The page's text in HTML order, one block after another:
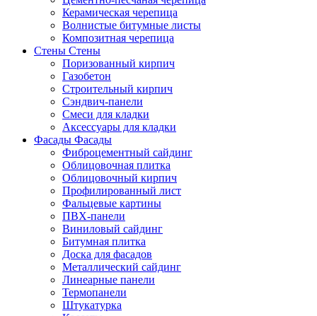
Керамическая черепица
Волнистые битумные листы
Композитная черепица
Стены Стены
Поризованный кирпич
Газобетон
Строительный кирпич
Сэндвич-панели
Смеси для кладки
Аксессуары для кладки
Фасады Фасады
Фиброцементный сайдинг
Облицовочная плитка
Облицовочный кирпич
Профилированный лист
Фальцевые картины
ПВХ-панели
Виниловый сайдинг
Битумная плитка
Доска для фасадов
Металлический сайдинг
Линеарные панели
Термопанели
Штукатурка